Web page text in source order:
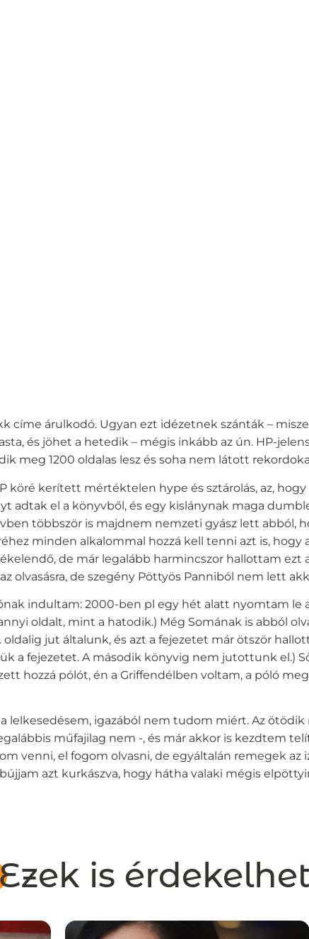
címe árulkodó. Ugyan ezt idézetnek szánták –
és jöhet a hetedik – mégis inkább az ún. HP-
meg 1200 oldalas lesz és soha nem látott
köré kerített mértéktelen hype és sztárolás, az, hogy
adtak el a könyvből, és egy kislánynak maga
többször is majdnem nemzeti gyász lett abból,
minden alkalommal hozzá kell tenni azt is, hogy
de már legalább harmincszor hallottam ezt
olvasásra, de szegény Pöttyös Panniból nem lett
indultam: 2000-ben pl egy hét alatt nyomtam le
oldalt, mint a hatodik.) Még Somának is abból
oldalig jut általunk, és azt a fejezetet már ötször
a fejezetet. A második könyvig nem jutottunk el.)
hozzá pólót, én a Griffendélben voltam, a póló
lelkesedésem, igazából nem tudom miért. Az ötödik
műfajilag nem -, és már akkor is kezdtem
venni, el fogom olvasni, de egyáltalán remegek az
azt kurkászva, hogy hátha valaki mégis
is